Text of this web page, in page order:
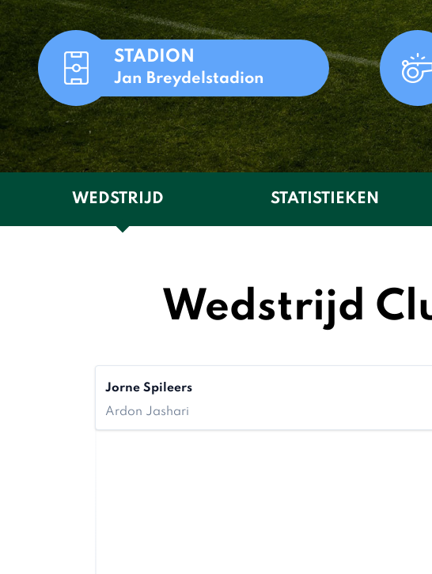
STADION
Jan Breydelstadion
WEDSTRIJD STATISTIEKEN
Wedstrijd
Jorne Spileers
Ardon Jashari